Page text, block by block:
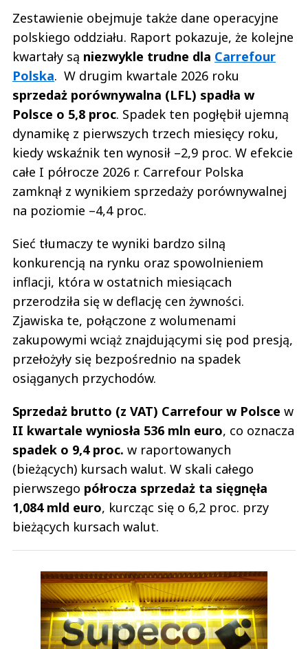
Zestawienie obejmuje także dane operacyjne
polskiego oddziału. Raport pokazuje, że kolejne
kwartały są niezwykle trudne dla Carrefour
Polska. W drugim kwartale 2026 roku
sprzedaż porównywalna (LFL) spadła w
Polsce o 5,8 proc. Spadek ten pogłębił ujemną
dynamikę z pierwszych trzech miesięcy roku,
kiedy wskaźnik ten wynosił –2,9 proc. W efekcie
całe I półrocze 2026 r. Carrefour Polska
zamknął z wynikiem sprzedaży porównywalnej
na poziomie –4,4 proc.
Sieć tłumaczy te wyniki bardzo silną
konkurencją na rynku oraz spowolnieniem
inflacji, która w ostatnich miesiącach
przerodziła się w deflację cen żywności.
Zjawiska te, połączone z wolumenami
zakupowymi wciąż znajdującymi się pod presją,
przełożyły się bezpośrednio na spadek
osiąganych przychodów.
Sprzedaż brutto (z VAT) Carrefour w Polsce w
II kwartale wyniosła 536 mln euro, co oznacza
spadek o 9,4 proc. w raportowanych
(bieżących) kursach walut. W skali całego
pierwszego półrocza sprzedaż ta sięgnęła
1,084 mld euro, kurcząc się o 6,2 proc. przy
bieżących kursach walut.